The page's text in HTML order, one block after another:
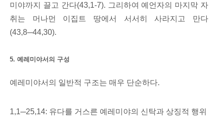
미야까지 끌고 간다(43,1-7). 그리하여 예언자의 마지막 자
취는 머나먼 이집트 땅에서 서서히 사라지고 만다
(43,8─44,30).
5. 예레미야서의 구성
예레미야서의 일반적 구조는 매우 단순하다.
1,1─25,14: 유다를 거스른 예레미야의 신탁과 상징적 행위